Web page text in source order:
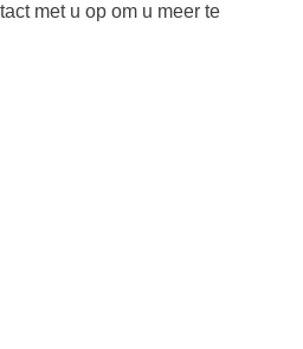
met u op om u meer te